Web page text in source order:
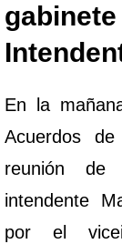
gabinete
En la
Acuerdos
reunión de
intendente
por el